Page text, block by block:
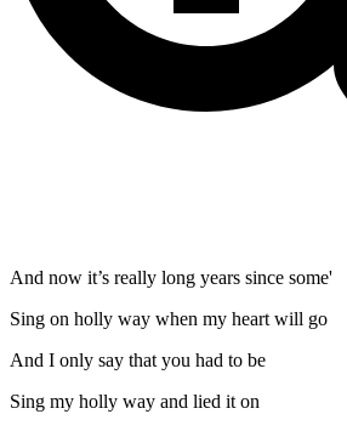
And now it’s really long years since some'
Sing on holly way when my heart will go
And I only say that you had to be
Sing my holly way and lied it on